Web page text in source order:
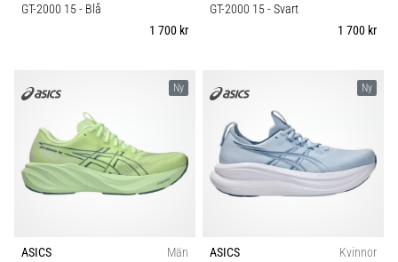
GT-2000 15- Blå
1 700 kr
GT-2000 15- Svart
1 700 kr
Ny
ASICS
Män
Ny
ASICS
Kvinnor